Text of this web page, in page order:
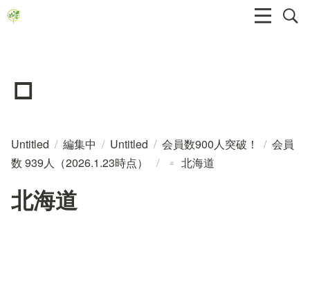
▫️
Untitled / 編集中 / Untitled / 会員数900人突破！ / 会員
数 939人（2026.1.23時点）
/ ▫️ 北海道
北海道